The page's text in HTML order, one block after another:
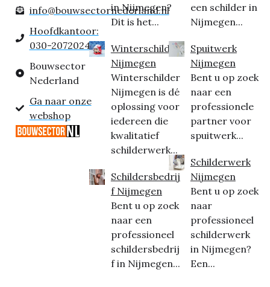
info@bouwsectornederland.nl
Hoofdkantoor:
030-2072024
Bouwsector
Nederland
Ga naar onze
webshop
in Nijmegen?
Dit is het...
Winterschilder
Nijmegen
Winterschilder
Nijmegen is dé
oplossing voor
iedereen die
kwalitatief
schilderwerk...
Schildersbedrij
f Nijmegen
Bent u op zoek
naar een
professioneel
schildersbedrij
f in Nijmegen...
een schilder in
Nijmegen...
Spuitwerk
Nijmegen
Bent u op zoek
naar een
professionele
partner voor
spuitwerk...
Schilderwerk
Nijmegen
Bent u op zoek
naar
professioneel
schilderwerk
in Nijmegen?
Een...